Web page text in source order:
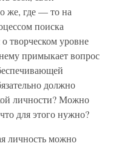
же, где — то на
поиска
творческом уровне
примыкает вопрос
должно
личности? Можно
для этого нужно?
личность можно